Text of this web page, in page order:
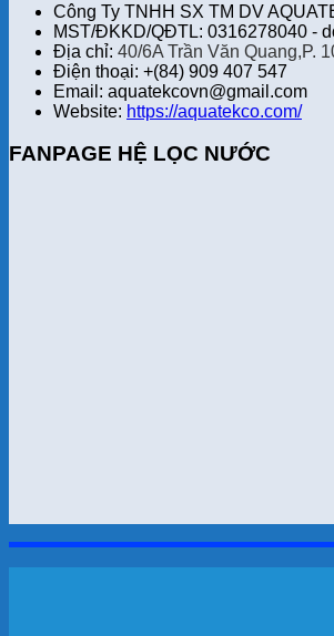
Công Ty TNHH SX TM DV
MST/ĐKKD/QĐTL: 0316278040 -
Địa chỉ: 40/6A Trần Văn Quang,P.
Điện thoại: +(84) 909 407 547
Email: aquatekcovn@gmail.com
Website: https://aquatekco.com/
FANPAGE HỆ LỌC NƯỚC